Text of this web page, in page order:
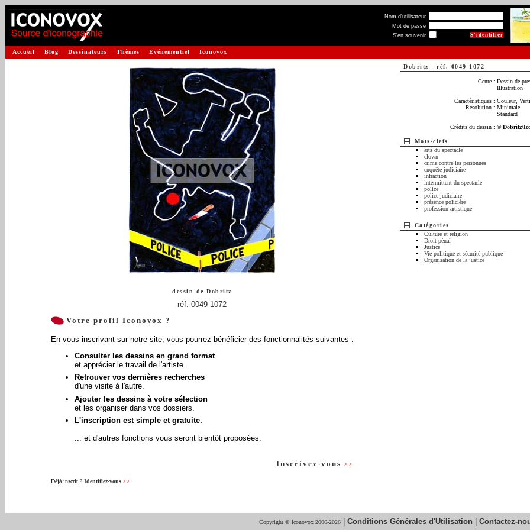
Nom d'utilisateur
Mot de passe
S'en souvenir
Accueil Blog Dessinateurs Thèmes Evénementiel Iconovox
dessin deDobritz
réf. 0049-1072
Votre profil Iconovox ?
En vous inscrivant sur notre site, vous pourrez bénéficier des fonctionnalités suivantes :
Consulter les dessins en grand format
et apprécier le travail de l'artiste.
Retrouver vos dernières recherches
d'une visite à l'autre.
Ajouter les dessins à votre sélection
et les organiser dans vos dossiers.
L'inscription est simple et gratuite.
... et d'autres fonctions vous seront bientôt proposées.
Inscrivez-vous >>
Déjà inscrit ? Identifiez-vous >>
Dobritz - réf. 0049-1072
Genre : Dessin de
Illustration
Caractéristiques : Couleur,
Résolution : Minimale
Standard
Crédits du dessin : © Dobritz/
Mots-clefs
arts du spectacle
clown
crime contre les personnes
enquête judiciaire
infraction
intermittent du spectacle
police
police judiciaire
présence policière
profession artistique
Catégories
Culture et religion
Droit pénal
Justice
Vie politique et sécurité publique
Organisation de la justice
Copyright © Iconovox 2006-2026 | Conditions Générales d'Utilisation | Contactez-